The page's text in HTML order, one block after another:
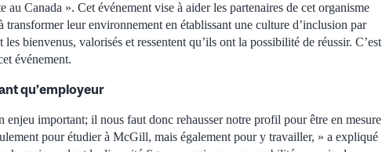
Canada ». Cet événement vise à aider les partenaires de cet organisme
transformer leur environnement en établissant une culture d’inclusion par
bienvenus, valorisés et ressentent qu’ils ont la possibilité de réussir. C’est
événement.
qu’employeur
important; il nous faut donc rehausser notre profil pour être en mesure
pour étudier à McGill, mais également pour y travailler, » a expliqué